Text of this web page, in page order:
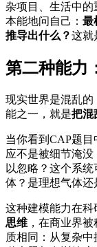
杂项目、生活中
本能地问自己： 最
推导出什么？这就
第二种能力
现实世界是混乱
能之一，就是把混
当你看到CAP题
应不是被细节淹
以忽略？这个系
体？是理想气体还
这种建模能力在科
思维 ，在商业界被
质相同：从复杂